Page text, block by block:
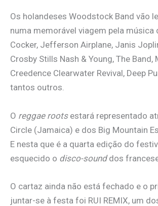
Os holandeses Woodstock Band vão
numa memorável viagem pela música
Cocker, Jefferson Airplane, Janis
Crosby Stills Nash & Young, The Band,
Creedence Clearwater Revival, Deep
tantos outros.
O reggae rootsestará representado
Circle (Jamaica) e dos Big Mountain
E nesta que é a quarta edição do
esquecido o disco-sounddos
O cartaz ainda não está fechado e o
juntar-se à festa foi RUI REMIX, um